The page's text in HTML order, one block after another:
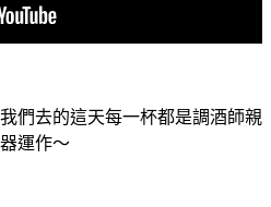
們去的這天每一杯都是調酒師親
運作～